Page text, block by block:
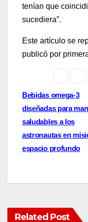
tenían que
sucediera”.
Este artículo se
publicó por
Post
Bebidas omega-3
diseñadas para
saludables a los
astronautas en
espacio profundo
Related Post